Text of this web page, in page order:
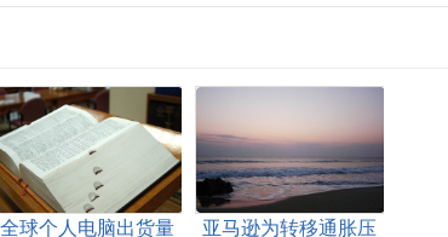
全球个人电脑出货量 亚马逊为转移通胀压